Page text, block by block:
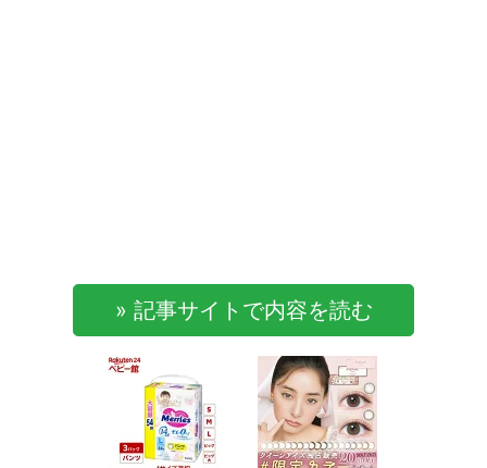
» 記事サイトで内容を読む